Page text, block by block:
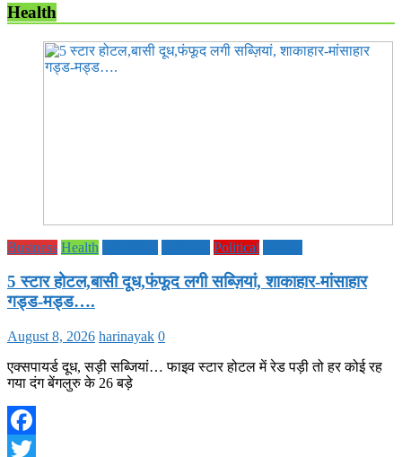
Health
Business Health Political
5 स्टार होटल,बासी दूध,फंफूद लगी सब्ज़ियां, शाकाहार-मांसाहार
गड्ड-मड्ड….
August 8, 2026 harinayak 0
एक्सपायर्ड दूध, सड़ी सब्जियां… फाइव स्टार होटल में रेड पड़ी तो हर कोई रह
गया दंग बेंगलुरु के 26 बड़े
Facebook